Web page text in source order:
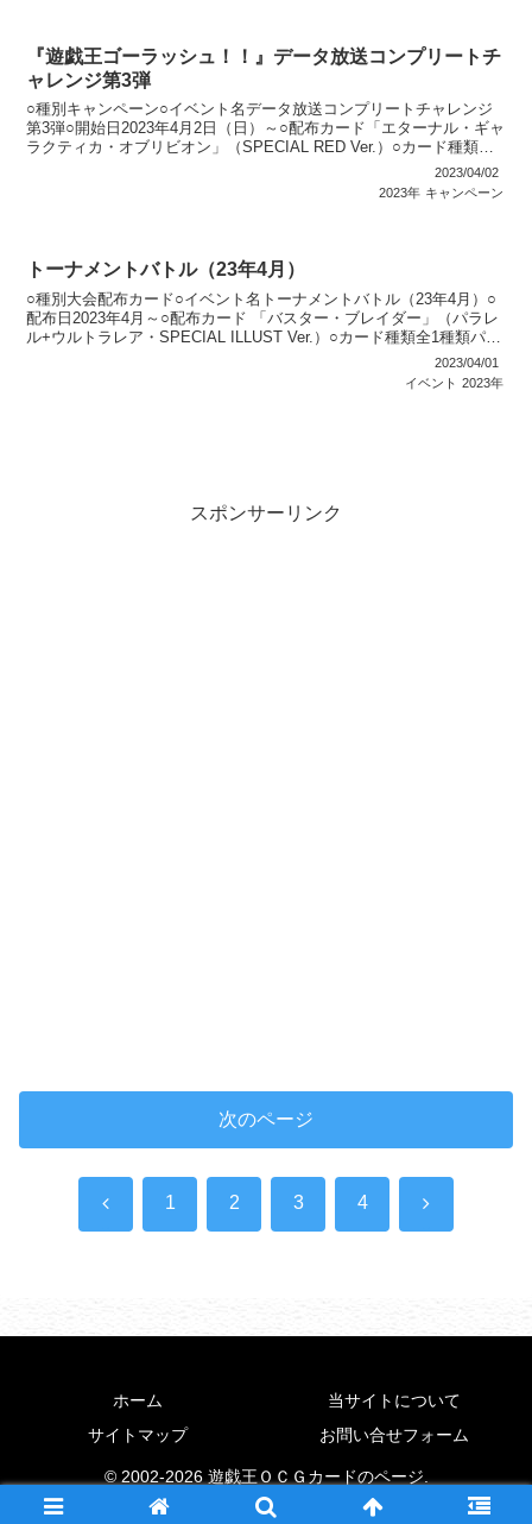
『遊戯王ゴーラッシュ！！』データ放送コンプリートチ
ャレンジ第3弾
○種別キャンペーン○イベント名データ放送コンプリートチャレンジ
第3弾○開始日2023年4月2日（日）～○配布カード「エターナル・ギャ
ラクティカ・オブリビオン」（SPECIAL RED Ver.）○カード種類全1
2023/04/02
2023年 キャンペーン
トーナメントバトル（23年4月）
○種別大会配布カード○イベント名トーナメントバトル（23年4月）○
配布日2023年4月～○配布カード 「バスター・ブレイダー」（パラレ
ル+ウルトラレア・SPECIAL ILLUST Ver.）○カード種類全1種類パラ
2023/04/01
イベント 2023年
スポンサーリンク
次のページ
前 1 2 3 4 次
ホーム
当サイトについて
サイトマップ
お問い合せフォーム
© 2002-2026 遊戯王ＯＣＧカードのページ.